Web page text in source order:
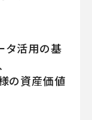
タ活用の基
の資産価値